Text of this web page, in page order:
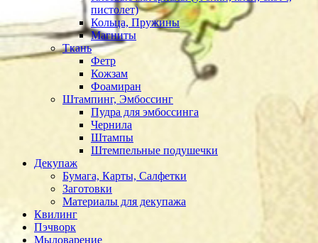
пистолет)
Кольца, Пружины
Магниты
Ткань
Фетр
Кожзам
Фоамиран
Штампинг, Эмбоссинг
Пудра для эмбоссинга
Чернила
Штампы
Штемпельные подушечки
Декупаж
Бумага, Карты, Салфетки
Заготовки
Материалы для декупажа
Квилинг
Пэчворк
Мыловарение